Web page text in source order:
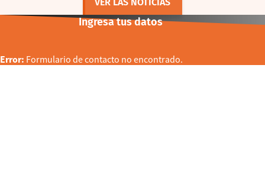
Ingresa tus datos
Error: Formulario de contacto no encontrado.